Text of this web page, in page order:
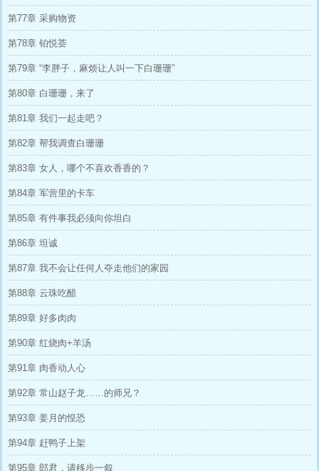
第77章 采购物资
第78章 铂悦荟
第79章 “李胖子，麻烦让人叫一下白珊珊”
第80章 白珊珊，来了
第81章 我们一起走吧？
第82章 帮我调查白珊珊
第83章 女人，哪个不喜欢香香的？
第84章 军营里的卡车
第85章 有件事我必须向你坦白
第86章 坦诚
第87章 我不会让任何人夺走他们的家园
第88章 云珠吃醋
第89章 好多肉肉
第90章 红烧肉+羊汤
第91章 肉香动人心
第92章 常山赵子龙……的师兄？
第93章 姜月的惶恐
第94章 赶鸭子上架
第95章 郎君，请移步一叙